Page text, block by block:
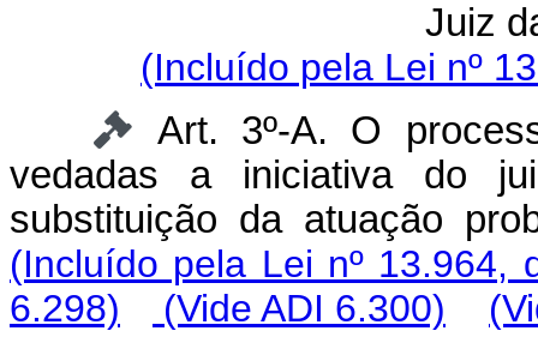
Juiz
(Incluído pela Lei nº
Art. 3º-A. O
vedadas a iniciativa do
substituição da atuação
(Incluído pela Lei nº 13.964,
6.298)
(Vide ADI 6.300)